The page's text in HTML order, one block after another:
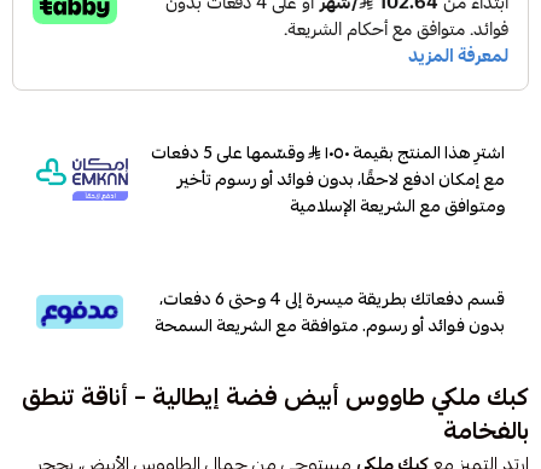
اشترِ هذا المنتج بقيمة ١٠٥٠
وقسّمها على 5 دفعات
مع إمكان ادفع لاحقًا، بدون فوائد أو رسوم تأخير
ومتوافق مع الشريعة الإسلامية
قسم دفعاتك بطريقة ميسرة إلى 4 وحتى 6 دفعات،
بدون فوائد أو رسوم. متوافقة مع الشريعة السمحة
كبك ملكي طاووس أبيض فضة إيطالية – أناقة تنطق
بالفخامة